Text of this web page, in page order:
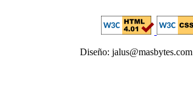
Diseño: jalus@masbytes.com